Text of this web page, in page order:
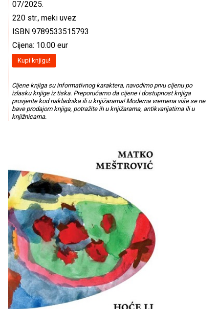
07/2025.
220 str., meki uvez
ISBN 9789533515793
Cijena: 10.00 eur
Kupi knjigu!
Cijene knjiga su informativnog karaktera, navodimo prvu cijenu po
izlasku knjige iz tiska. Preporučamo da cijene i dostupnost knjiga
provjerite kod nakladnika ili u knjižarama! Moderna vremena više se ne
bave prodajom knjiga, potražite ih u knjižarama, antikvarijatima ili u
knjižnicama.